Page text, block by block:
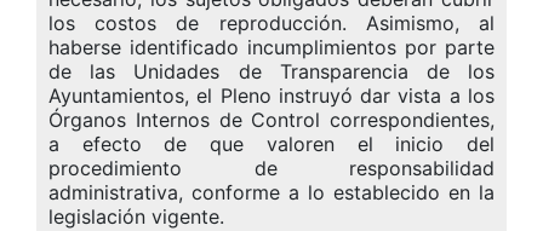
los costos de reproducción. Asimismo, al
haberse identificado incumplimientos por parte
de las Unidades de Transparencia de los
Ayuntamientos, el Pleno instruyó dar vista a los
Órganos Internos de Control correspondientes,
a efecto de que valoren el inicio del
procedimiento de responsabilidad
administrativa, conforme a lo establecido en la
legislación vigente.